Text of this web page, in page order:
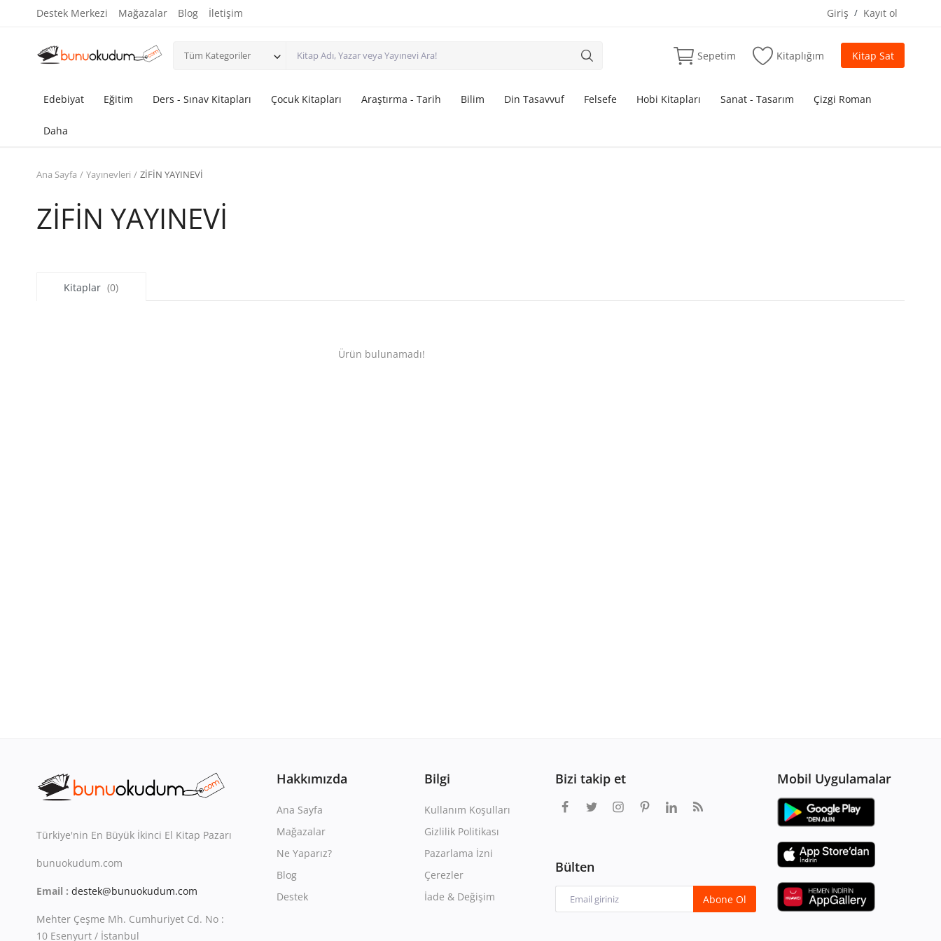
Destek Merkezi Mağazalar Blog İletişim Giriş / Kayıt ol
Tüm Kategoriler Sepetim Kitaplığım Kitap Sat
Edebiyat Eğitim Ders - Sınav Kitapları Çocuk Kitapları Araştırma - Tarih Bilim Din Tasavvuf Felsefe Hobi Kitapları Sanat - Tasarım Çizgi Roman
Daha
Ana Sayfa Yayınevleri ZİFİN YAYINEVİ
ZİFİN YAYINEVİ
Kitaplar (0)
Ürün bulunamadı!
Türkiye'nin En Büyük İkinci El Kitap Pazarı
bunuokudum.com
Email : destek@bunuokudum.com
Mehter Çeşme Mh. Cumhuriyet Cd. No :
10 Esenyurt / İstanbul
Hakkımızda
Ana Sayfa
Mağazalar
Ne Yaparız?
Blog
Destek
Bilgi
Kullanım Koşulları
Gizlilik Politikası
Pazarlama İzni
Çerezler
İade & Değişim
Bizi takip et
Bülten
Abone Ol
Mobil Uygulamalar